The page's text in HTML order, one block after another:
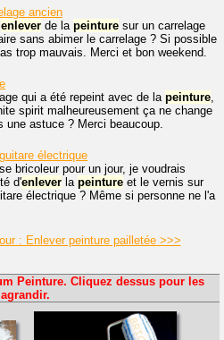
ancien
enlever de la peinture sur un carrelage
sans abimer le carrelage ? Si possible
trop mauvais. Merci et bon weekend.
qui a été repeint avec de la peinture,
spirit malheureusement ça ne change
une astuce ? Merci beaucoup.
électrique
bricoleur pour un jour, je voudrais
d'enlever la peinture et le vernis sur
électrique ? Même si personne ne l'a
: Enlever peinture pailletée >>>
Peinture. Cliquez dessus pour les
agrandir.